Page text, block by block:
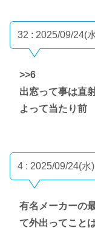
32 : 2025/09/24(
>>6
出窓って事は直
よって当たり前
4 : 2025/09/24(水
有名メーカーの
て外出ってこと